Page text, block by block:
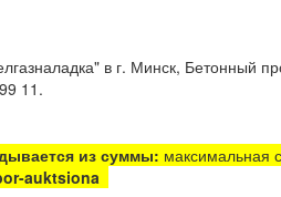
в г. Минск, Бетонный
11.
из суммы: максимальная
auktsiona